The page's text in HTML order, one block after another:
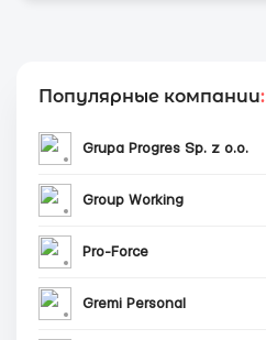
Популярные компании:
Grupa Progres Sp. z o.o.
Group Working
Pro-Force
Gremi Personal